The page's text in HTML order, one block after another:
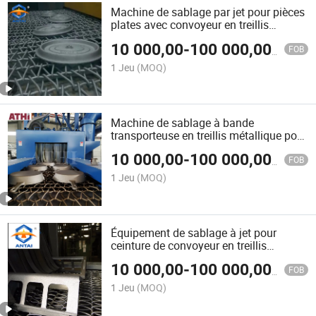
Machine de sablage par jet pour pièces
plates avec convoyeur en treillis
10 000,00-100 000,00$US
FOB
1 Jeu (MOQ)
Machine de sablage à bande
transporteuse en treillis métallique pour
d'aluminium
10 000,00-100 000,00$US
FOB
1 Jeu (MOQ)
Équipement de sablage à jet pour
ceinture de convoyeur en treillis
des pièces de cadre de soudage
structurel
10 000,00-100 000,00$US
FOB
1 Jeu (MOQ)